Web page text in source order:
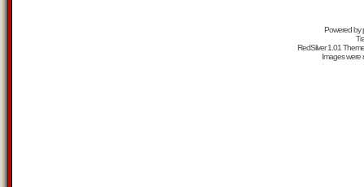
Powered by
RedSilver 1.01
Images were